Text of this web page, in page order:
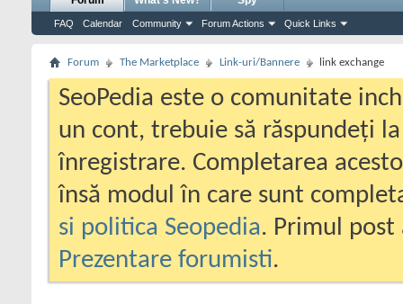
FAQ Calendar Community Forum Actions Quick Links
Forum The Marketplace Link-uri/Bannere link exchange
SeoPedia este o comunitate
un cont, trebuie să răspundeți
înregistrare. Completarea
însă modul în care sunt
si politica Seopedia. Primul
Prezentare forumisti.